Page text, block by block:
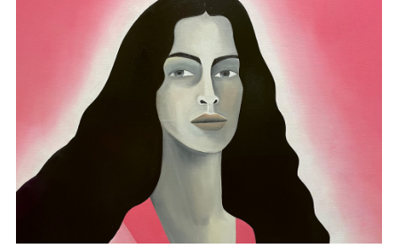
Staatsoper Stuttgart
Opernhaus
Zum letzten Mal in dieser Spielzeit
La Cenerentola
26.04.2027
19:00 - 22:30
Di, 27.04.2027